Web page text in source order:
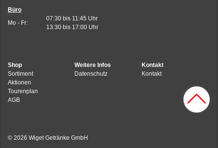
Büro
Mo - Fr:
07:30 bis 11:45 Uhr
13:30 bis 17:00 Uhr
Shop
Sortiment
Aktionen
Tourenplan
AGB
Weitere Infos
Datenschutz
Kontakt
Kontakt
© 2026 Wiget Getränke GmbH